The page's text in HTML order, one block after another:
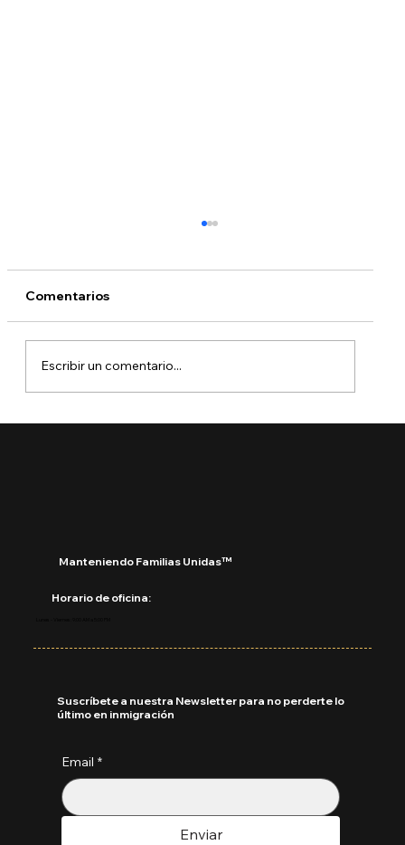
¿Qué está pasando con DACA?
Comentarios
Escribir un comentario...
Manteniendo Familias Unidas™
Horario de oficina:
Email *
Enviar
Suscríbete a nuestra Newsletter para no perderte lo
último en inmigración